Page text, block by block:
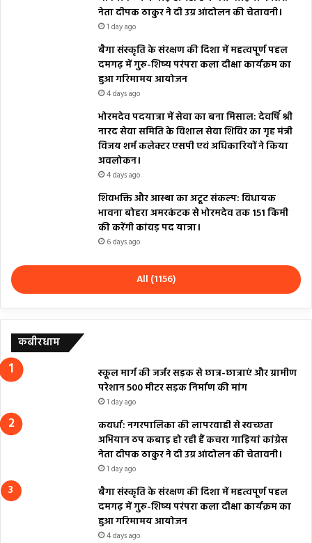
नेता दीपक ठाकुर ने दी उग्र आंदोलन की चेतावनी।
1 day ago
बैगा संस्कृति के संरक्षण की दिशा में महत्वपूर्ण पहल
दमगढ़ में गुरु-शिष्य परंपरा कला दीक्षा कार्यक्रम का
हुआ गरिमामय आयोजन
4 days ago
भोरमदेव पदयात्रा में सेवा का बना मिसाल: देवर्षि श्री
नारद सेवा समिति के विशाल सेवा शिविर का गृह मंत्री
विजय शर्म कलेक्टर एसपी एवं अधिकारियों ने किया
अवलोकन।
4 days ago
शिवभक्ति और आस्था का अटूट संकल्प: विधायक
भावना बोहरा अमरकंटक से भोरमदेव तक 151 किमी
की करेंगी कांवड़ पद यात्रा।
6 days ago
All (1156)
कबीरधाम
स्कूल मार्ग की जर्जर सड़क से छात्र-छात्राएं और ग्रामीण
परेशान 500 मीटर सड़क निर्माण की मांग
1 day ago
कवर्धा: नगरपालिका की लापरवाही से स्वच्छता
अभियान ठप कबाड़ हो रही हैं कचरा गाड़ियां कांग्रेस
नेता दीपक ठाकुर ने दी उग्र आंदोलन की चेतावनी।
1 day ago
बैगा संस्कृति के संरक्षण की दिशा में महत्वपूर्ण पहल
दमगढ़ में गुरु-शिष्य परंपरा कला दीक्षा कार्यक्रम का
हुआ गरिमामय आयोजन
4 days ago